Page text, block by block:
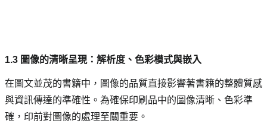
1.3 圖像的清晰呈現：解析度、色彩模式與嵌入
在圖文並茂的書籍中，圖像的品質直接影響著書籍的整體質感
與資訊傳達的準確性。為確保印刷品中的圖像清晰、色彩準
確，印前對圖像的處理至關重要。